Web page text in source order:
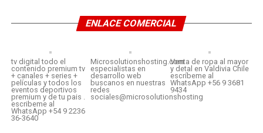
ENLACE COMERCIAL
tv digital todo el
contenido premium tv
+ canales + series +
películas y todos los
eventos deportivos
premium y de tu pais .
escribeme al
WhatsApp +54 9 2236
36-3640
Microsolutionshosting.com
especialistas en
desarrollo web
buscanos en nuestras
redes
sociales@microsolutionshosting
Venta de ropa al mayor
y detal en Valdivia Chile
escríbeme al
WhatsApp +56 9 3681
9434